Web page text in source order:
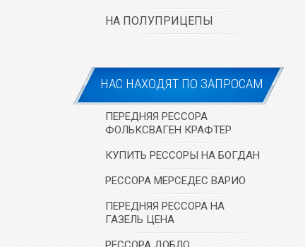
НА ПОЛУПРИЦЕПЫ
НАС НАХОДЯТ ПО ЗАПРОСАМ
ПЕРЕДНЯЯ РЕССОРА
ФОЛЬКСВАГЕН КРАФТЕР
КУПИТЬ РЕССОРЫ НА БОГДАН
РЕССОРА МЕРСЕДЕС ВАРИО
ПЕРЕДНЯЯ РЕССОРА НА
ГАЗЕЛЬ ЦЕНА